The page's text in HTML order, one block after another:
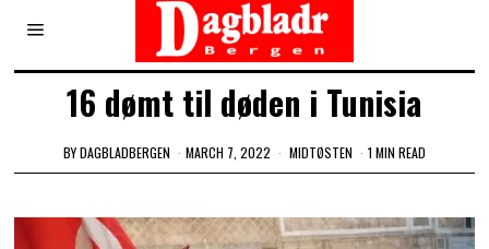
16 dømt til døden i Tunisia
BYDAGBLADBERGEN MARCH 7, 2022 MIDTØSTEN 1 MIN READ